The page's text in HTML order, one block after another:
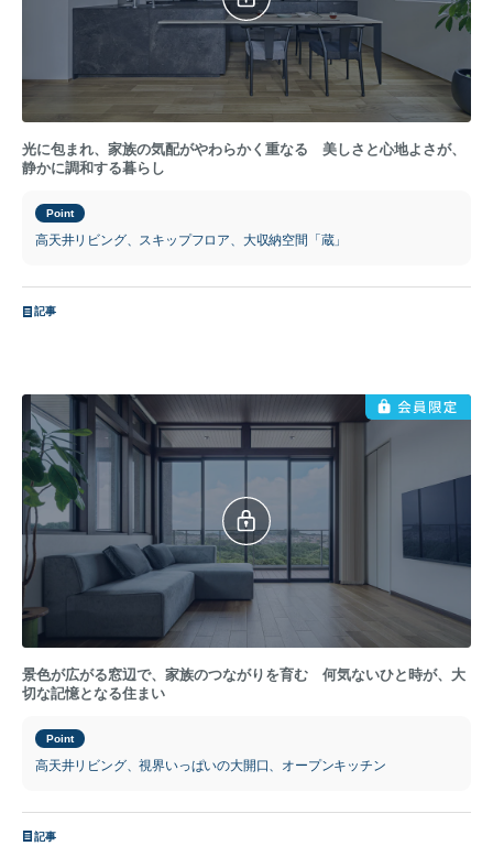
光に包まれ、家族の気配がやわらかく重なる 美しさと心地よさが、
静かに調和する暮らし
Point
高天井リビング、スキップフロア、大収納空間「蔵」
記事
景色が広がる窓辺で、家族のつながりを育む 何気ないひと時が、大
切な記憶となる住まい
Point
高天井リビング、視界いっぱいの大開口、オープンキッチン
記事